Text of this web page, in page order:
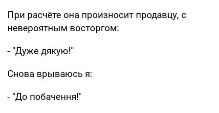
При расчёте она произносит продавцу, с
невероятным восторгом:
- "Дуже дякую!"
Снова врываюсь я:
- "До побачення!"